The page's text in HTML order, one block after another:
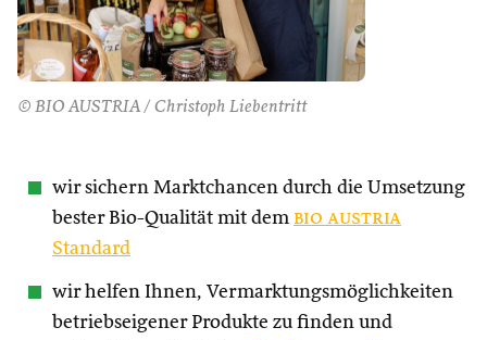
© BIO AUSTRIA / Christoph Liebentritt
wir sichern Marktchancen durch die Umsetzung
bester Bio-Qualität mit dem bio austria
Standard
wir helfen Ihnen, Vermarktungsmöglichkeiten
betriebseigener Produkte zu finden und